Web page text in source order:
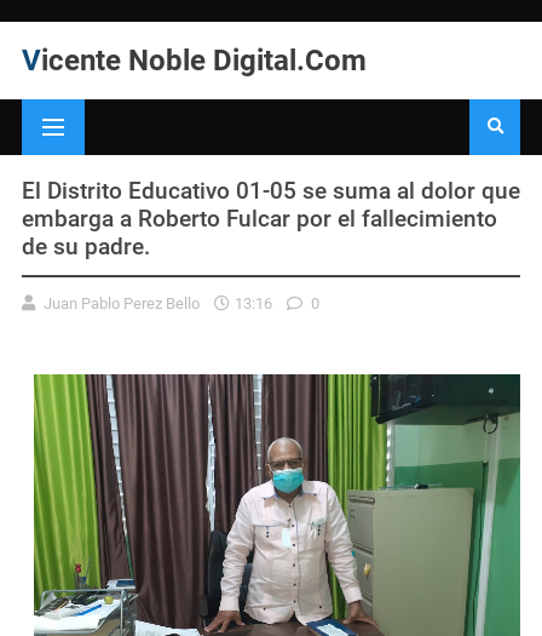
Vicente Noble Digital.Com
El Distrito Educativo 01-05 se suma al dolor que
embarga a Roberto Fulcar por el fallecimiento
de su padre.
Juan Pablo Perez Bello 13:16 0